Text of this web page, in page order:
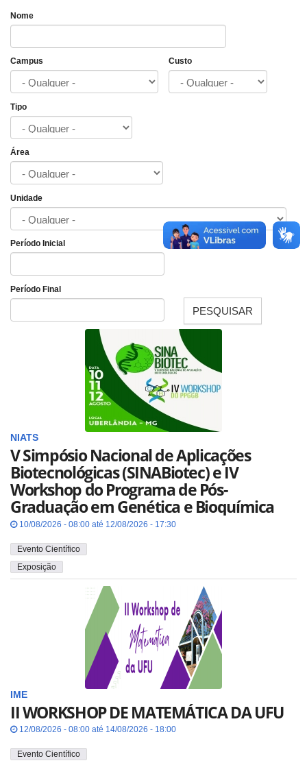
Nome
Campus Custo
Tipo
Área
Unidade
Período Inicial
Período Final
PESQUISAR
NIATS
V Simpósio Nacional de Aplicações
Biotecnológicas (SINABiotec) e IV
Workshop do Programa de Pós-
Graduação em Genética e Bioquímica
10/08/2026 - 08:00 até 12/08/2026 - 17:30
Evento Científico
Exposição
IME
II WORKSHOP DE MATEMÁTICA DA UFU
12/08/2026 - 08:00 até 14/08/2026 - 18:00
Evento Científico